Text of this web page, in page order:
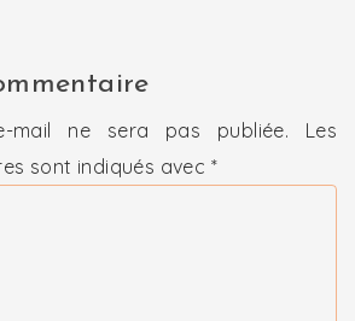
mail ne sera pas publiée.
Les
sont indiqués avec *